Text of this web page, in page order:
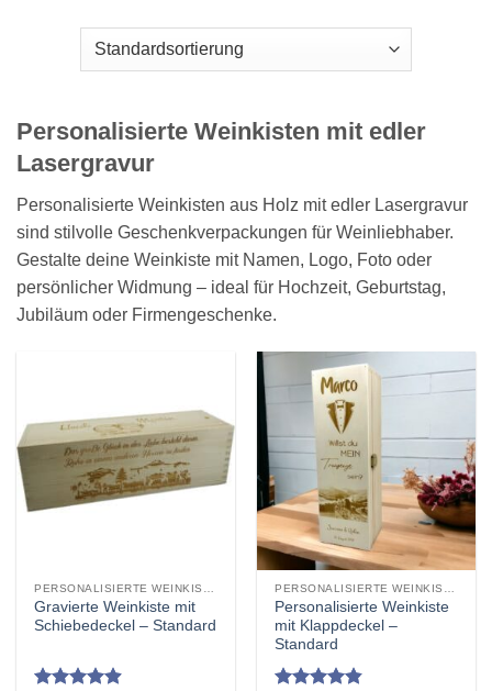
Personalisierte Weinkisten mit edler
Lasergravur
Personalisierte Weinkisten aus Holz mit edler Lasergravur
sind stilvolle Geschenkverpackungen für Weinliebhaber.
Gestalte deine Weinkiste mit Namen, Logo, Foto oder
persönlicher Widmung – ideal für Hochzeit, Geburtstag,
Jubiläum oder Firmengeschenke.
Gravierte Weinkiste mit
Schiebedeckel – Standard
Personalisierte Weinkiste
mit Klappdeckel –
Standard